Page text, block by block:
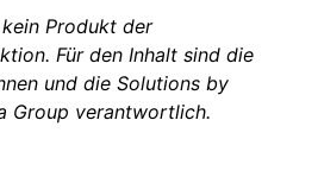
Produkt der
Für den Inhalt sind die
und die Solutions by
Group verantwortlich.